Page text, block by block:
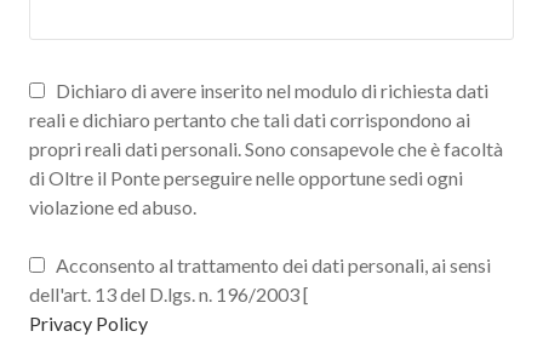
Dichiaro di avere inserito nel modulo di richiesta dati
reali e dichiaro pertanto che tali dati corrispondono ai
propri reali dati personali. Sono consapevole che è facoltà
di Oltre il Ponte perseguire nelle opportune sedi ogni
violazione ed abuso.
Acconsento al trattamento dei dati personali, ai sensi
dell'art. 13 del D.lgs. n. 196/2003 [
Privacy Policy